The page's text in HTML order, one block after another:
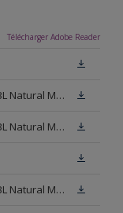
Télécharger Adobe Reader
Fiche de données de sécurité Cetol BL Natural Mat Hêtre
Fiche de données de sécurité Cetol BL Natural Mat Chêne Clair
Fiche de données de sécurité Cetol BL Natural Mat Chêne Foncé